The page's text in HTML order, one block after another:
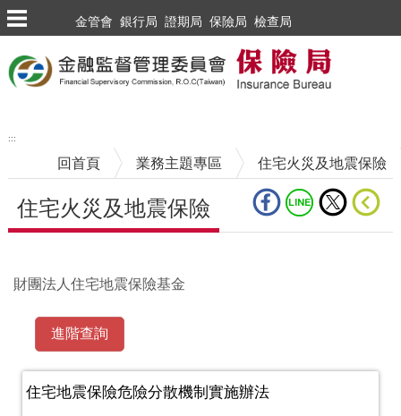
跳到主要內容區塊
金管會 銀行局 證期局 保險局 檢查局
:::
回首頁 業務主題專區 住宅火災及地震保險
住宅火災及地震保險
財團法人住宅地震保險基金
住宅地震保險危險分散機制實施辦法